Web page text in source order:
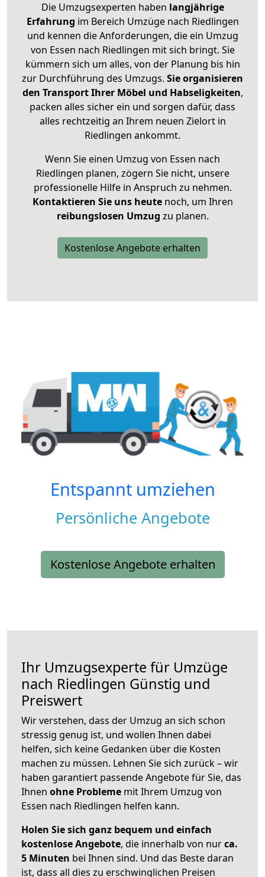
Die Umzugsexperten haben langjährige
Erfahrung im Bereich Umzüge nach Riedlingen
und kennen die Anforderungen, die ein Umzug
von Essen nach Riedlingen mit sich bringt. Sie
kümmern sich um alles, von der Planung bis hin
zur Durchführung des Umzugs. Sie organisieren
den Transport Ihrer Möbel und Habseligkeiten,
packen alles sicher ein und sorgen dafür, dass
alles rechtzeitig an Ihrem neuen Zielort in
Riedlingen ankommt.
Wenn Sie einen Umzug von Essen nach
Riedlingen planen, zögern Sie nicht, unsere
professionelle Hilfe in Anspruch zu nehmen.
Kontaktieren Sie uns heutenoch, um Ihren
reibungslosen Umzug zu planen.
Kostenlose Angebote erhalten
Entspannt umziehen
Persönliche Angebote
Kostenlose Angebote erhalten
Ihr Umzugsexperte für Umzüge
nach Riedlingen Günstig und
Preiswert
Wir verstehen, dass der Umzug an sich schon
stressig genug ist, und wollen Ihnen dabei
helfen, sich keine Gedanken über die Kosten
machen zu müssen. Lehnen Sie sich zurück – wir
haben garantiert passende Angebote für Sie, das
Ihnen ohne Probleme mit Ihrem Umzug von
Essen nach Riedlingen helfen kann.
Holen Sie sich ganz bequem und einfach
kostenlose Angebote, die innerhalb von nurca.
5 Minuten bei Ihnen sind. Und das Beste daran
ist, dass all dies zu erschwinglichen Preisen